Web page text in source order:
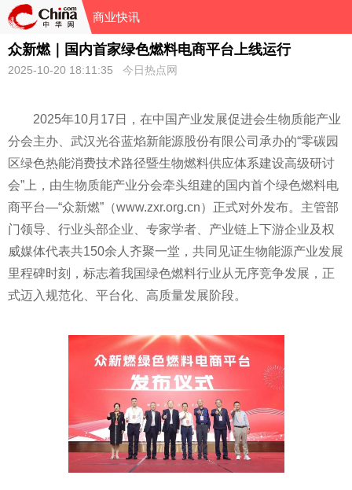
商业快讯
众新燃｜国内首家绿色燃料电商平台上线运行
2025-10-20 18:11:35 今日热点网
2025年10月17日，在中国产业发展促进会生物质能产业
分会主办、武汉光谷蓝焰新能源股份有限公司承办的“零碳园
区绿色热能消费技术路径暨生物燃料供应体系建设高级研讨
会”上，由生物质能产业分会牵头组建的国内首个绿色燃料电
商平台—“众新燃”（www.zxr.org.cn）正式对外发布。主管部
门领导、行业头部企业、专家学者、产业链上下游企业及权
威媒体代表共150余人齐聚一堂，共同见证生物能源产业发展
里程碑时刻，标志着我国绿色燃料行业从无序竞争发展，正
式迈入规范化、平台化、高质量发展阶段。